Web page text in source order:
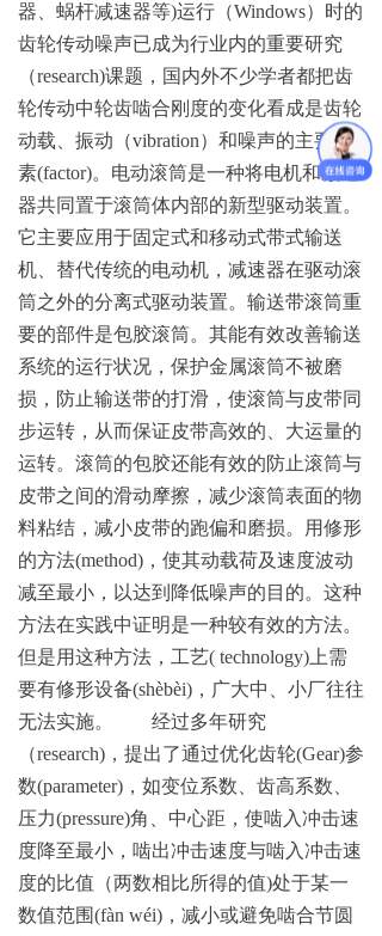
器、蜗杆减速器等)运行 （Windows）时的
齿轮传动噪声已成为行业内的重要研究
（research)课题，国内外不少学者都把齿
轮传动中轮齿啮合刚度的变化看成是齿轮
动载、振动 （vibration）和噪声的主要因
素(factor)。电动滚筒是一种将电机和减速
器共同置于滚筒体内部的新型驱动装置。
它主要应用于固定式和移动式带式输送
机、替代传统的电动机，减速器在驱动滚
筒之外的分离式驱动装置。输送带滚筒重
要的部件是包胶滚筒。其能有效改善输送
系统的运行状况，保护金属滚筒不被磨
损，防止输送带的打滑，使滚筒与皮带同
步运转，从而保证皮带高效的、大运量的
运转。滚筒的包胶还能有效的防止滚筒与
皮带之间的滑动摩擦，减少滚筒表面的物
料粘结，减小皮带的跑偏和磨损。用修形
的方法(method) ，使其动载荷及速度波动
减至最小，以达到降低噪声的目的。这种
方法在实践中证明是一种较有效的方法。
但是用这种方法，工艺( technology) 上需
要有修形设备(shèbèi) ，广大中、小厂往往
无法实施。 经过多年研究
（research) ，提出了通过优化齿轮(Gear)参
数(parameter) ，如变位系数、齿高系数、
压力(pressure)角、中心距，使啮入冲击速
度降至最小，啮出冲击速度与啮入冲击速
度的比值（两数相比所得的值)处于某一
数值范围(fàn wéi) ，减小或避免啮合节圆